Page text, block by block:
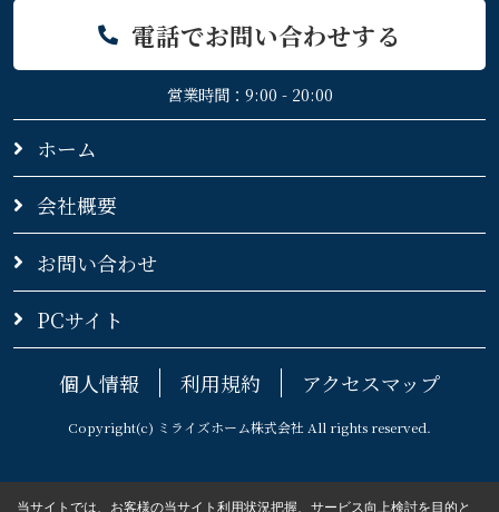
電話でお問い合わせする
営業時間：9:00 - 20:00
ホーム
会社概要
お問い合わせ
PCサイト
個人情報 利用規約 アクセスマップ
Copyright(c) ミライズホーム株式会社 All rights reserved.
当サイトでは、お客様の当サイト利用状況把握、サービス向上検討を目的と